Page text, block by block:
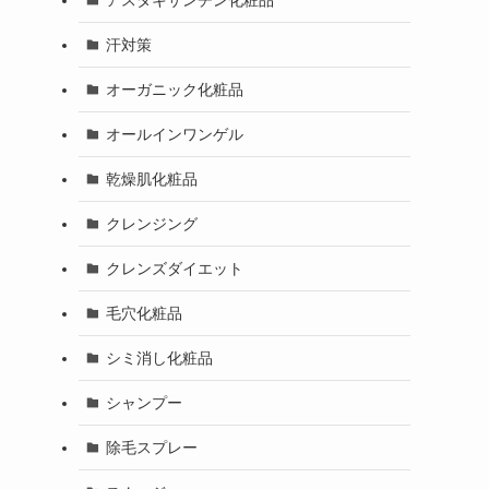
汗対策
オーガニック化粧品
オールインワンゲル
乾燥肌化粧品
クレンジング
クレンズダイエット
毛穴化粧品
シミ消し化粧品
シャンプー
除毛スプレー